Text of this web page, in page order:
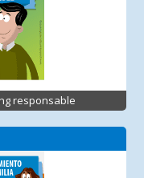
responsable